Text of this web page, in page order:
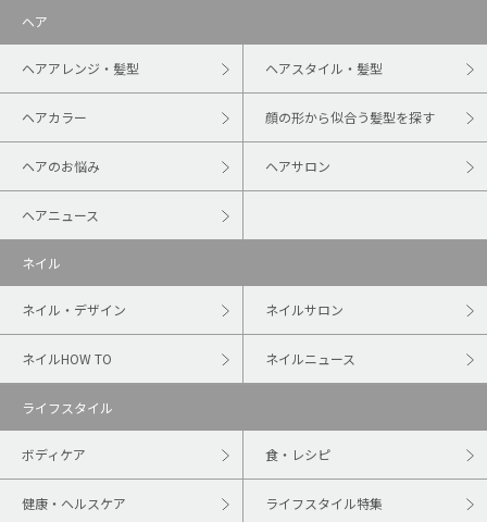
ヘア
ヘアアレンジ・髪型 ヘアスタイル・髪型
ヘアカラー 顔の形から似合う髪型を探す
ヘアのお悩み ヘアサロン
ヘアニュース
ネイル
ネイル・デザイン ネイルサロン
ネイルHOW TO ネイルニュース
ライフスタイル
ボディケア 食・レシピ
健康・ヘルスケア ライフスタイル特集